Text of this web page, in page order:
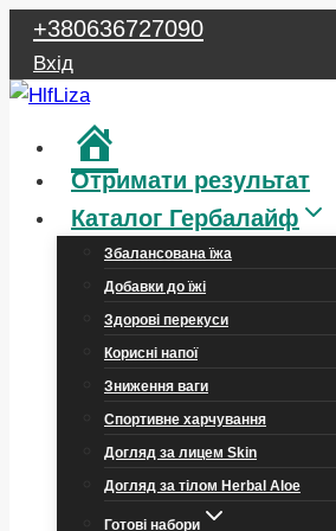
Перейти
вмісту
+380636727090
Вхід
Отримати результат
Каталог Гербалайф
Збалансована їжа
Добавки до їжі
Здорові перекуси
Корисні напої
Зниження ваги
Спортивне харчування
Догляд за лицем Skin
Догляд за тілом Herbal Aloe
Готові набори